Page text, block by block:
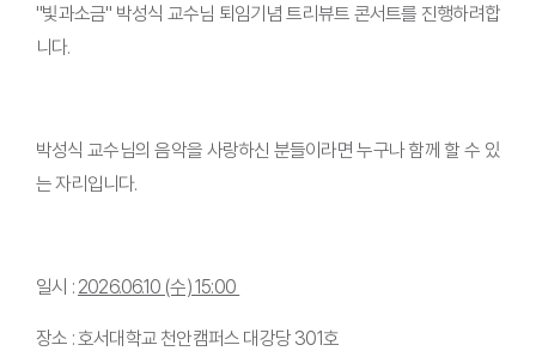
"빛과소금" 박성식 교수님 퇴임기념 트리뷰트 콘서트를 진행하려합
니다.
박성식 교수님의 음악을 사랑하신 분들이라면 누구나 함께 할 수 있
는 자리입니다.
일시 : 2026.06.10 (수) 15:00
장소 : 호서대학교 천안캠퍼스 대강당 301호